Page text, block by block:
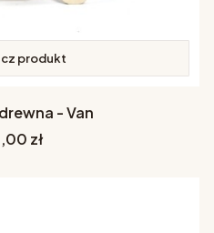
produkt
- Van
zł